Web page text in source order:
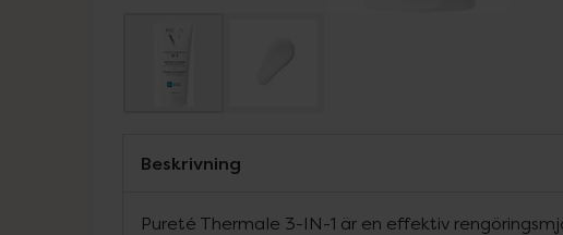
Beskrivning
Pureté Thermale 3-IN-1 är en effektiv